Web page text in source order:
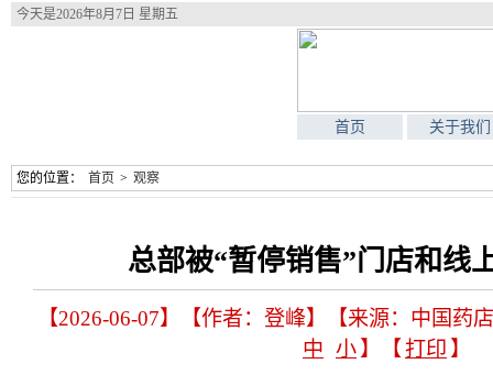
今天是2026年8月7日 星期五
首页 关于我们
您的位置： 首页 > 观察
总部被“暂停销售”门店和线
【2026-06-07】【作者：登峰】【来源：中国药
中 小 】【 打印 】